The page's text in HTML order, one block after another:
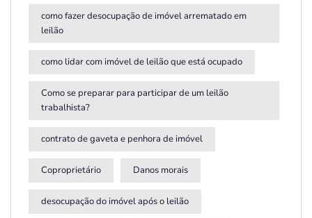
como fazer desocupação de imóvel arrematado em
leilão
como lidar com imóvel de leilão que está ocupado
Como se preparar para participar de um leilão
trabalhista?
contrato de gaveta e penhora de imóvel
Coproprietário Danos morais
desocupação do imóvel após o leilão